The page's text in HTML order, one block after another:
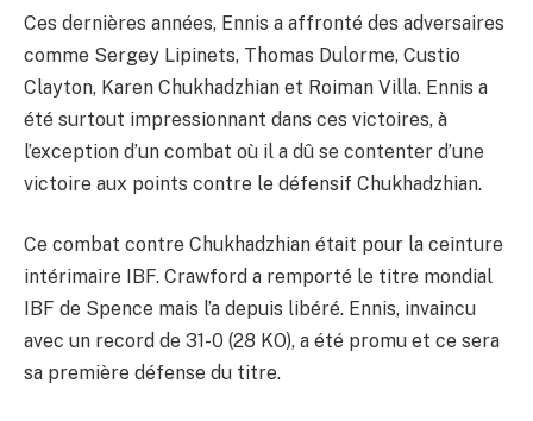
Ces dernières années, Ennis a affronté des adversaires
comme Sergey Lipinets, Thomas Dulorme, Custio
Clayton, Karen Chukhadzhian et Roiman Villa. Ennis a
été surtout impressionnant dans ces victoires, à
l’exception d’un combat où il a dû se contenter d’une
victoire aux points contre le défensif Chukhadzhian.
Ce combat contre Chukhadzhian était pour la ceinture
intérimaire IBF. Crawford a remporté le titre mondial
IBF de Spence mais l’a depuis libéré. Ennis, invaincu
avec un record de 31-0 (28 KO), a été promu et ce sera
sa première défense du titre.